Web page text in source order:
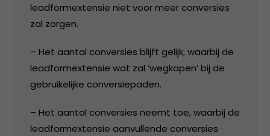
leadformextensie niet voor meer conversies
zal zorgen.
– Het aantal conversies blijft gelijk, waarbij de
leadformextensie wat zal ‘wegkapen’ bij de
gebruikelijke conversiepaden.
– Het aantal conversies neemt toe, waarbij de
leadformextensie aanvullende conversies